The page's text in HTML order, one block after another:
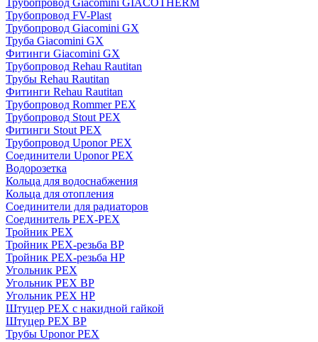
Трубопровод FV-Plast
Трубопровод Giacomini GX
Труба Giacomini GX
Фитинги Giacomini GX
Трубопровод Rehau Rautitan
Трубы Rehau Rautitan
Фитинги Rehau Rautitan
Трубопровод Rommer PEX
Трубопровод Stout PEX
Фитинги Stout PEX
Трубопровод Uponor PEX
Соединители Uponor PEX
Водорозетка
Кольца для водоснабжения
Кольца для отопления
Соединители для радиаторов
Соединитель PEX-PEX
Тройник PEX
Тройник PEX-резьба ВР
Тройник PEX-резьба НР
Угольник PEX
Угольник PEX ВР
Угольник PEX НР
Штуцер PEX c накидной гайкой
Штуцер PEX ВР
Трубы Uponor PEX